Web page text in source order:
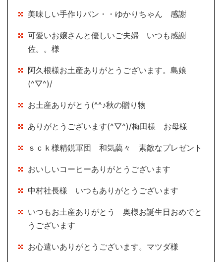
美味しい手作りパン・・ゆかりちゃん 感謝
可愛いお嬢さんと優しいご夫婦 いつも感謝
佐。。様
阿久根様お土産ありがとうございます。島娘
(^▽^)/
お土産ありがとう(^^♪秋の贈り物
ありがとうございます(^▽^)/梅田様 お母様
ｓｃｋ様精鋭軍団 和気藹々 素敵なプレゼント
おいしいコーヒーありがとうございます
中村社長様 いつもありがとうございます
いつもお土産ありがとう 奥様お誕生日おめでと
うございます
お心遣いありがとうございます。マツダ様